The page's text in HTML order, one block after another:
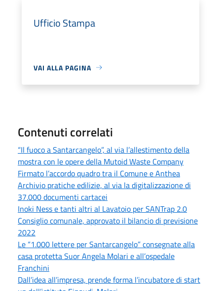
Ufficio Stampa
VAI ALLA PAGINA
Contenuti correlati
“Il fuoco a Santarcangelo”, al via l’allestimento della
mostra con le opere della Mutoid Waste Company
Firmato l’accordo quadro tra il Comune e Anthea
Archivio pratiche edilizie, al via la digitalizzazione di
37.000 documenti cartacei
Inoki Ness e tanti altri al Lavatoio per SANTrap 2.0
Consiglio comunale, approvato il bilancio di previsione
2022
Le “1.000 lettere per Santarcangelo” consegnate alla
casa protetta Suor Angela Molari e all’ospedale
Franchini
Dall’idea all’impresa, prende forma l’incubatore di start